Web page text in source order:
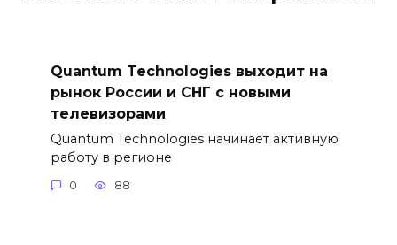
Quantum Technologies выходит на
рынок России и СНГ с новыми
телевизорами
Quantum Technologies начинает активную
работу в регионе
0 88